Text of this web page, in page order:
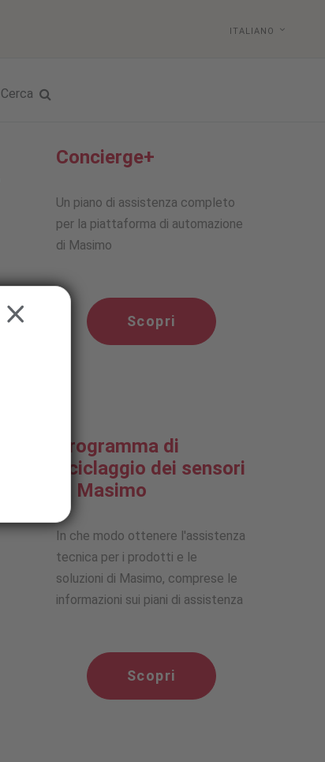
ITALIANO
Cerca
Concierge+
Un piano di assistenza completo
per la piattaforma di automazione
di Masimo
Scopri
Programma di
riciclaggio dei sensori
di Masimo
In che modo ottenere l'assistenza
tecnica per i prodotti e le
soluzioni di Masimo, comprese le
informazioni sui piani di assistenza
Scopri
CLOSE